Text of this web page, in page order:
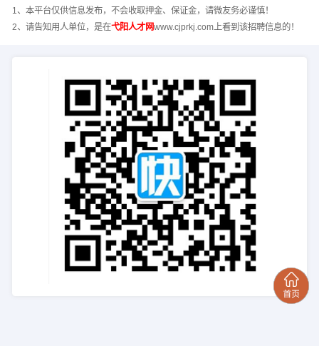
1、本平台仅供信息发布，不会收取押金、保证金，请微友务必谨慎！
2、请告知用人单位，是在弋阳人才网www.cjprkj.com上看到该招聘信息的！